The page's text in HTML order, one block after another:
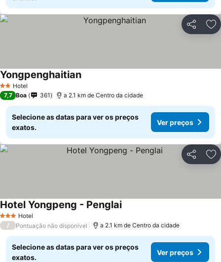
Partilhar
2 Estrelas
Hotel
Yongpenghaitian
7,7 Boa 361 a 2.1 km de Centro da cidade
Selecione as datas para ver os preços
exatos.
Ver preços
Partilhar
3 EstrelasHotel
Hotel Yongpeng - Penglai
/ Pontuação não disponível a 2.1 km de Centro da cidade
Selecione as datas para ver os preços
exatos.
Ver preços